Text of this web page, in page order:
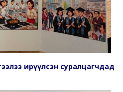
ирүүлсэн суралцагчдад